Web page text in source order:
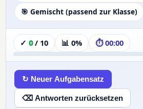
🎯 Gemischt (passend zur Klasse)
✓ 0/ 10 📊 0% ⏱00:00
↻ Neuer Aufgabensatz
⌫ Antworten zurücksetzen